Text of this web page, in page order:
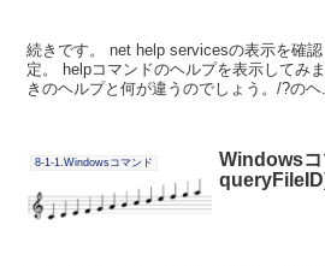
続きです。 net help servicesの表示を確
定。 helpコマンドのヘルプを表示してみ
きのヘルプと何が違うのでしょう。/?のヘ
8-1-1.Windowsコマンド
Windows